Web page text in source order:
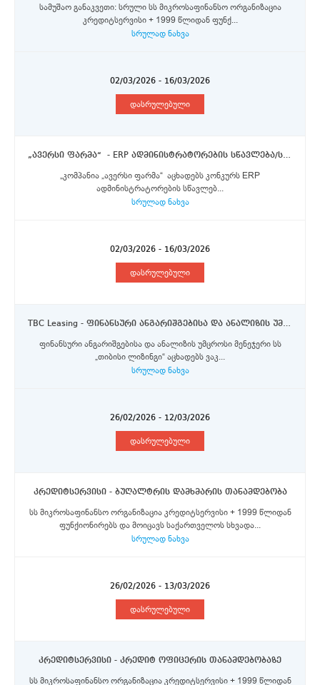
სამუშაო განაკვეთი: სრული სს მიკროსაფინანსო ორგანიზაცია
კრედიტსერვისი + 1999 წლიდან ფუნქ...
სრულად ნახვა
02/03/2026 - 16/03/2026
დასრულებული
„ავერსი ფარმა“ - ERP ადმინისტრატორების სწავლება/სტაჟირების პროგრამა
„კომპანია „ავერსი ფარმა“ აცხადებს კონკურს ERP
ადმინისტრატორების სწავლებ...
სრულად ნახვა
02/03/2026 - 16/03/2026
დასრულებული
TBC Leasing - ფინანსური ანგარიშგებისა და ანალიზის უმცროსი მენეჯერი
ფინანსური ანგარიშგებისა და ანალიზის უმცროსი მენეჯერი სს
„თიბისი ლიზინგი“ აცხადებს ვაკ...
სრულად ნახვა
26/02/2026 - 12/03/2026
დასრულებული
კრედიტსერვისი - ბუღალტრის დამხმარის თანამდებობა
სს მიკროსაფინანსო ორგანიზაცია კრედიტსერვისი + 1999 წლიდან
ფუნქიონირებს და მოიცავს საქართველოს სხვადა...
სრულად ნახვა
26/02/2026 - 13/03/2026
დასრულებული
კრედიტსერვისი - კრედიტ ოფიცერის თანამდებობაზე
სს მიკროსაფინანსო ორგანიზაცია კრედიტსერვისი + 1999 წლიდან